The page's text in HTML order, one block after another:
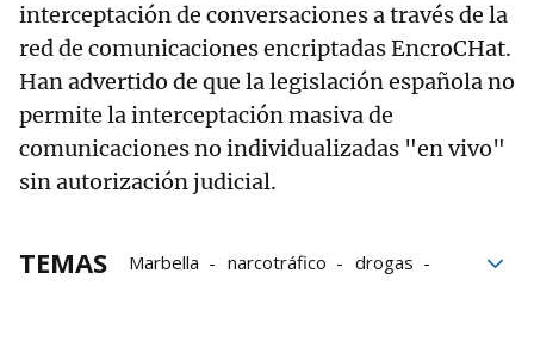
interceptación de conversaciones a través de la
red de comunicaciones encriptadas EncroCHat.
Han advertido de que la legislación española no
permite la interceptación masiva de
comunicaciones no individualizadas "en vivo"
sin autorización judicial.
TEMAS Marbella narcotráfico
drogas